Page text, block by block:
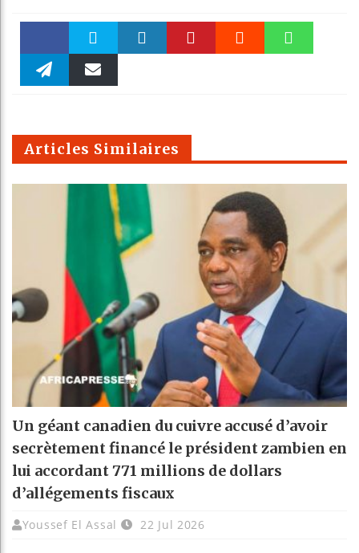
Faceboo Twitter
m
Articles Similaires
Un géant canadien du cuivre accusé d’avoir
secrètement financé le président zambien en
lui accordant 771 millions de dollars
d’allégements fiscaux
Youssef El Assal 22 Jul 2026